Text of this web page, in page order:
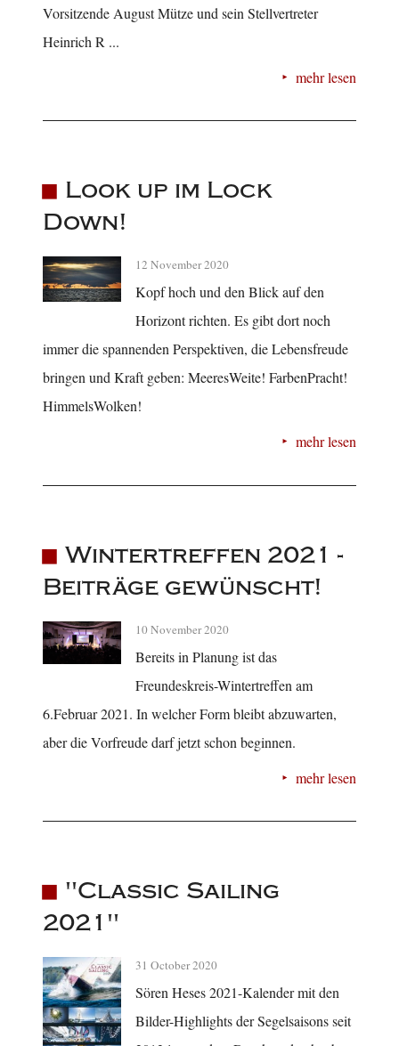
Vorsitzende August Mütze und sein Stellvertreter
Heinrich R ...
mehr lesen
Look up im Lock
Down!
12 November 2020
Kopf hoch und den Blick auf den
Horizont richten. Es gibt dort noch
immer die spannenden Perspektiven, die Lebensfreude
bringen und Kraft geben: MeeresWeite! FarbenPracht!
HimmelsWolken!
mehr lesen
Wintertreffen 2021 -
Beiträge gewünscht!
10 November 2020
Bereits in Planung ist das
Freundeskreis-Wintertreffen am
6.Februar 2021. In welcher Form bleibt abzuwarten,
aber die Vorfreude darf jetzt schon beginnen.
mehr lesen
"Classic Sailing
2021"
31 October 2020
Sören Heses 2021-Kalender mit den
Bilder-Highlights der Segelsaisons seit